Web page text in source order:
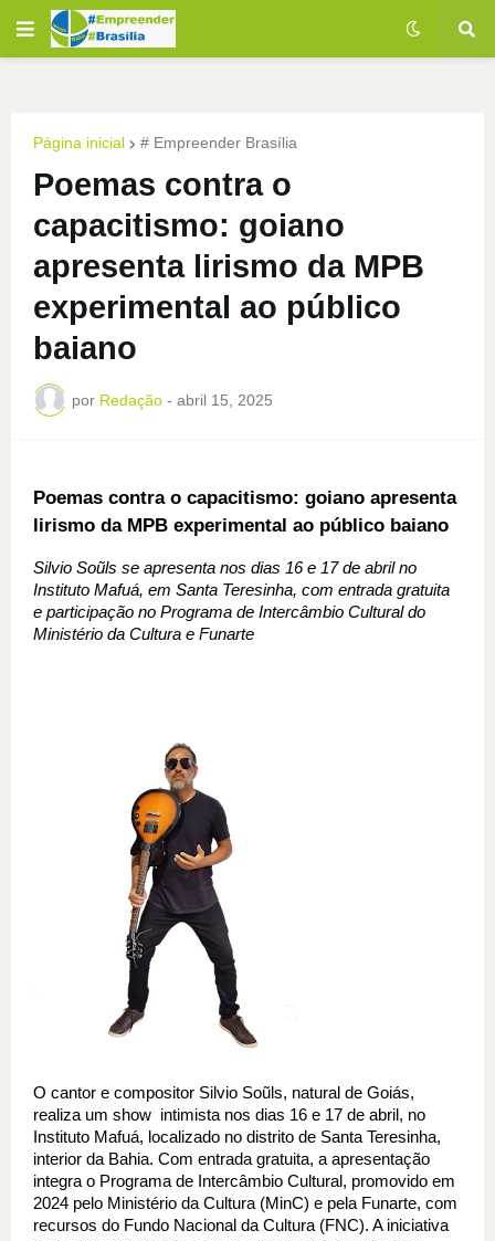
Página inicial # Empreender Brasília
Poemas contra o
capacitismo: goiano
apresenta lirismo da MPB
experimental ao público
baiano
por Redação - abril 15, 2025
Poemas contra o capacitismo: goiano apresenta
lirismo da MPB experimental ao público baiano
Silvio Soũls se apresenta nos dias 16 e 17 de abril no
Instituto Mafuá, em Santa Teresinha, com entrada gratuita
e participação no Programa de Intercâmbio Cultural do
Ministério da Cultura e Funarte
O cantor e compositor Silvio Soũls, natural de Goiás,
realiza um show  intimista nos dias 16 e 17 de abril, no
Instituto Mafuá, localizado no distrito de Santa Teresinha,
interior da Bahia. Com entrada gratuita, a apresentação
integra o Programa de Intercâmbio Cultural, promovido em
2024 pelo Ministério da Cultura (MinC) e pela Funarte, com
recursos do Fundo Nacional da Cultura (FNC). A iniciativa